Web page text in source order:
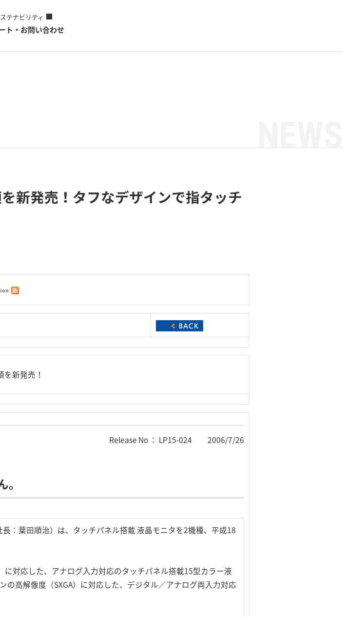
テナビリティ
ト・お問い合わせ
新発売！タフなデザインで指タッチ
新発売！
Release No ： LP15-024 2006/7/26
：葉田順治）は、タッチパネル搭載 液晶モニタを2機種、平成18
対応した、アナログ入力対応のタッチパネル搭載15型カラー液
高解像度（SXGA）に対応した、デジタル／アナログ両入力対応